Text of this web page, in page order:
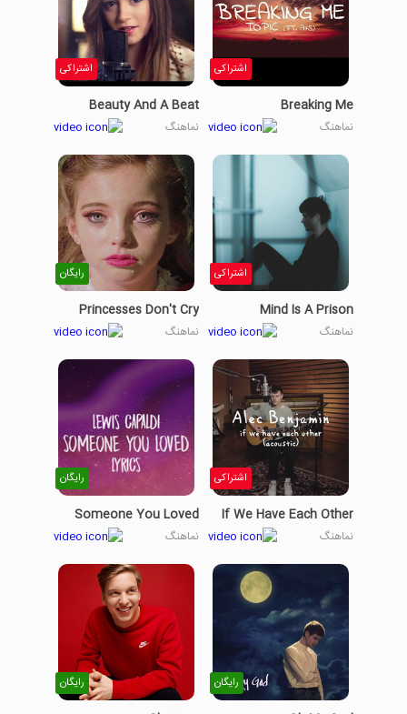
اشتراکی
Breaking Me
نماهنگ
اشتراکی
Beauty And A Beat
نماهنگ
اشتراکی
Mind Is A Prison
نماهنگ
رایگان
Princesses Don't Cry
نماهنگ
اشتراکی
If We Have Each Other
نماهنگ
رایگان
Someone You Loved
نماهنگ
رایگان رایگان